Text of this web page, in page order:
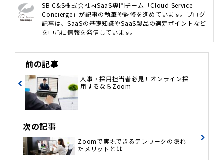
SB C&S株式会社内SaaS専門チーム「Cloud Service
Concierge」が記事の執筆や監修を進めています。ブログ
記事は、SaaSの基礎知識やSaaS製品の選定ポイントなど
を中心に情報を発信しています。
前の記事
人事・採用担当者必見！オンライン採
用するならZoom
次の記事
Zoomで実現できるテレワークの隠れ
たメリットとは